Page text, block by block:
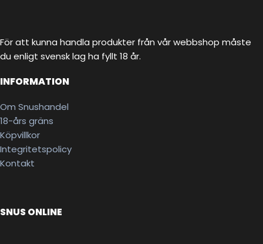
För att kunna handla produkter från vår webbshop måste
du enligt svensk lag ha fyllt 18 år.
INFORMATION
Om Snushandel
18-års gräns
Köpvillkor
Integritetspolicy
Kontakt
SNUS ONLINE